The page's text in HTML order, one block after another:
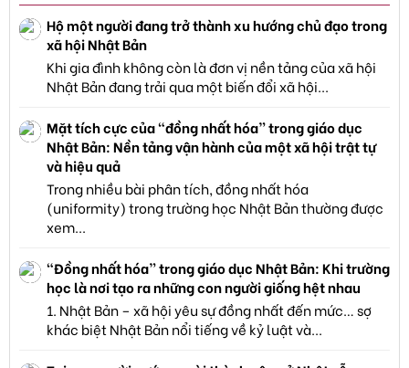
Hộ một người đang trở thành xu hướng chủ đạo trong
xã hội Nhật Bản
Khi gia đình không còn là đơn vị nền tảng của xã hội
Nhật Bản đang trải qua một biến đổi xã hội...
Mặt tích cực của “đồng nhất hóa” trong giáo dục
Nhật Bản: Nền tảng vận hành của một xã hội trật tự
và hiệu quả
Trong nhiều bài phân tích, đồng nhất hóa
(uniformity) trong trường học Nhật Bản thường được
xem...
“Đồng nhất hóa” trong giáo dục Nhật Bản: Khi trường
học là nơi tạo ra những con người giống hệt nhau
1. Nhật Bản – xã hội yêu sự đồng nhất đến mức… sợ
khác biệt Nhật Bản nổi tiếng về kỷ luật và...